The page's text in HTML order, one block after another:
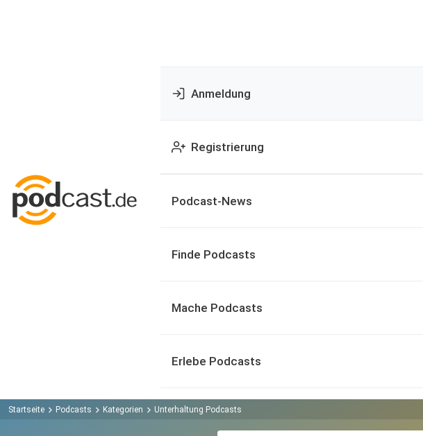
Anmeldung
Registrierung
Podcast-News
Finde Podcasts
Mache Podcasts
Erlebe Podcasts
Startseite Podcasts Kategorien Unterhaltung Podcasts